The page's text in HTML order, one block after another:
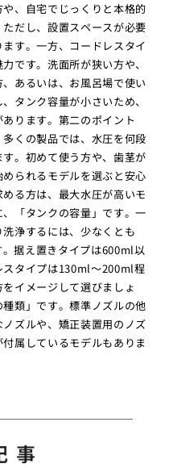
、自宅でじっくりと本格的
だし、設置スペースが必要
す。一方、コードレスタイ
です。洗面所が狭い方や、
あるいは、お風呂場で使い
タンク容量が小さいため、
ります。第二のポイント
くの製品では、水圧を何段
。初めて使う方や、歯茎が
られるモデルを選ぶと安心
る方は、最大水圧が高いモ
「タンクの容量」です。一
浄するには、少なくとも
据え置きタイプは600ml以
スタイプは130ml〜200ml程
イメージして選びましょ
類」です。標準ノズルの他
ズルや、矯正装置用のノズ
属しているモデルもありま
事